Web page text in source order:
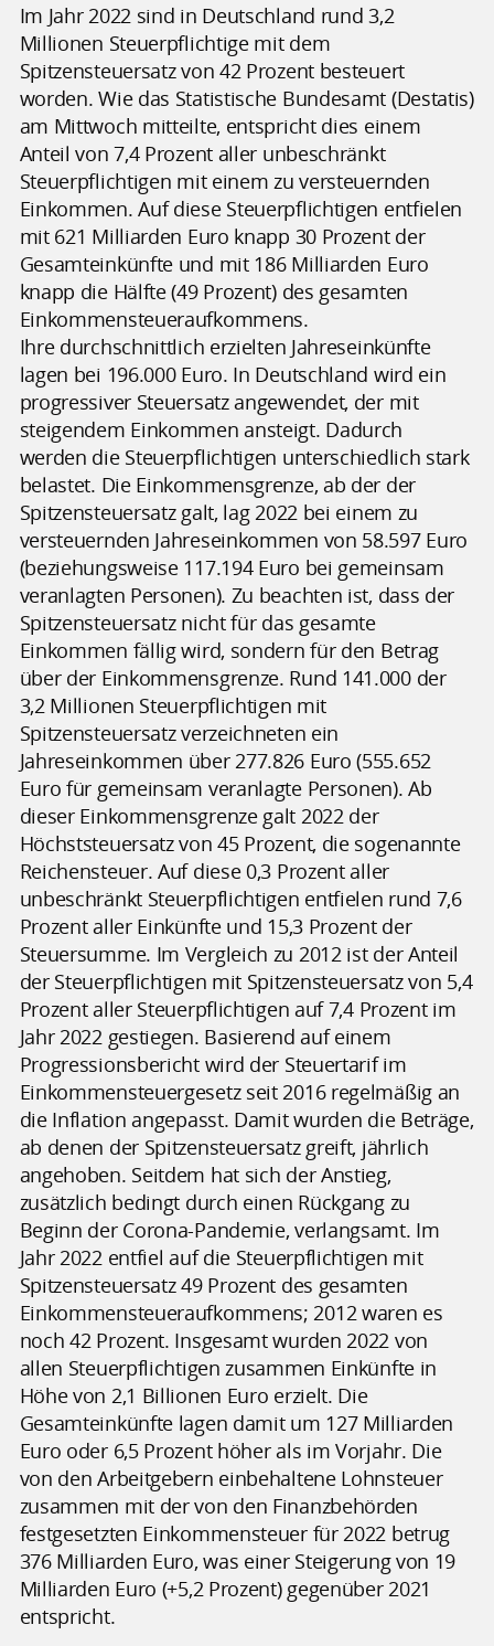
Im Jahr 2022 sind in Deutschland rund 3,2
Millionen Steuerpflichtige mit dem
Spitzensteuersatz von 42 Prozent besteuert
worden. Wie das Statistische Bundesamt (Destatis)
am Mittwoch mitteilte, entspricht dies einem
Anteil von 7,4 Prozent aller unbeschränkt
Steuerpflichtigen mit einem zu versteuernden
Einkommen. Auf diese Steuerpflichtigen entfielen
mit 621 Milliarden Euro knapp 30 Prozent der
Gesamteinkünfte und mit 186 Milliarden Euro
knapp die Hälfte (49 Prozent) des gesamten
Einkommensteueraufkommens.
Ihre durchschnittlich erzielten Jahreseinkünfte
lagen bei 196.000 Euro. In Deutschland wird ein
progressiver Steuersatz angewendet, der mit
steigendem Einkommen ansteigt. Dadurch
werden die Steuerpflichtigen unterschiedlich stark
belastet. Die Einkommensgrenze, ab der der
Spitzensteuersatz galt, lag 2022 bei einem zu
versteuernden Jahreseinkommen von 58.597 Euro
(beziehungsweise 117.194 Euro bei gemeinsam
veranlagten Personen). Zu beachten ist, dass der
Spitzensteuersatz nicht für das gesamte
Einkommen fällig wird, sondern für den Betrag
über der Einkommensgrenze. Rund 141.000 der
3,2 Millionen Steuerpflichtigen mit
Spitzensteuersatz verzeichneten ein
Jahreseinkommen über 277.826 Euro (555.652
Euro für gemeinsam veranlagte Personen). Ab
dieser Einkommensgrenze galt 2022 der
Höchststeuersatz von 45 Prozent, die sogenannte
Reichensteuer. Auf diese 0,3 Prozent aller
unbeschränkt Steuerpflichtigen entfielen rund 7,6
Prozent aller Einkünfte und 15,3 Prozent der
Steuersumme. Im Vergleich zu 2012 ist der Anteil
der Steuerpflichtigen mit Spitzensteuersatz von 5,4
Prozent aller Steuerpflichtigen auf 7,4 Prozent im
Jahr 2022 gestiegen. Basierend auf einem
Progressionsbericht wird der Steuertarif im
Einkommensteuergesetz seit 2016 regelmäßig an
die Inflation angepasst. Damit wurden die Beträge,
ab denen der Spitzensteuersatz greift, jährlich
angehoben. Seitdem hat sich der Anstieg,
zusätzlich bedingt durch einen Rückgang zu
Beginn der Corona-Pandemie, verlangsamt. Im
Jahr 2022 entfiel auf die Steuerpflichtigen mit
Spitzensteuersatz 49 Prozent des gesamten
Einkommensteueraufkommens; 2012 waren es
noch 42 Prozent. Insgesamt wurden 2022 von
allen Steuerpflichtigen zusammen Einkünfte in
Höhe von 2,1 Billionen Euro erzielt. Die
Gesamteinkünfte lagen damit um 127 Milliarden
Euro oder 6,5 Prozent höher als im Vorjahr. Die
von den Arbeitgebern einbehaltene Lohnsteuer
zusammen mit der von den Finanzbehörden
festgesetzten Einkommensteuer für 2022 betrug
376 Milliarden Euro, was einer Steigerung von 19
Milliarden Euro (+5,2 Prozent) gegenüber 2021
entspricht.